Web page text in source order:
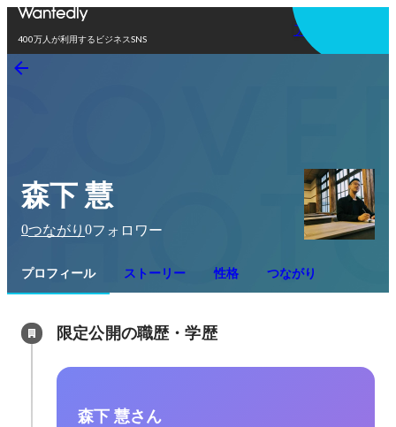
400万人が利用するビジネスSNS
アプリを使う
森下 慧
0つながり 0フォロワー
プロフィール ストーリー 性格 つながり
限定公開の職歴・学歴
森下 慧さん